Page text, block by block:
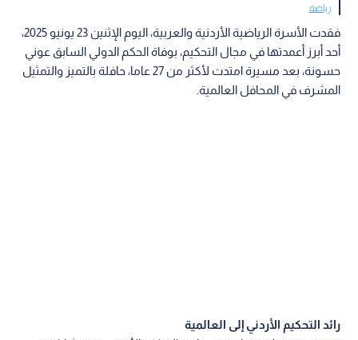
رياضة
فقدت الأسرة الرياضية الأردنية والعربية، اليوم الإثنين 23 يونيو 2025،
أحد أبرز أعمدتها في مجال التحكيم، بوفاة الحكم الدولي السابق عوني
حسونة، بعد مسيرة امتدت لأكثر من 27 عاما، حافلة بالتميز والتمثيل
المشرف في المحافل العالمية.
رائد التحكيم الأردني إلى العالمية